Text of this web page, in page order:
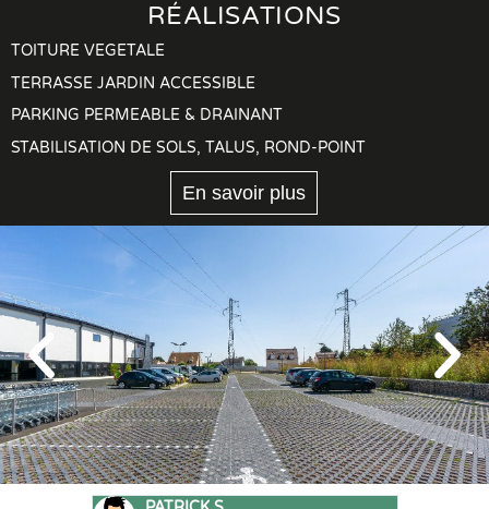
RÉALISATIONS
TOITURE VEGETALE
TERRASSE JARDIN ACCESSIBLE
PARKING PERMEABLE & DRAINANT
STABILISATION DE SOLS, TALUS, ROND-POINT
En savoir plus